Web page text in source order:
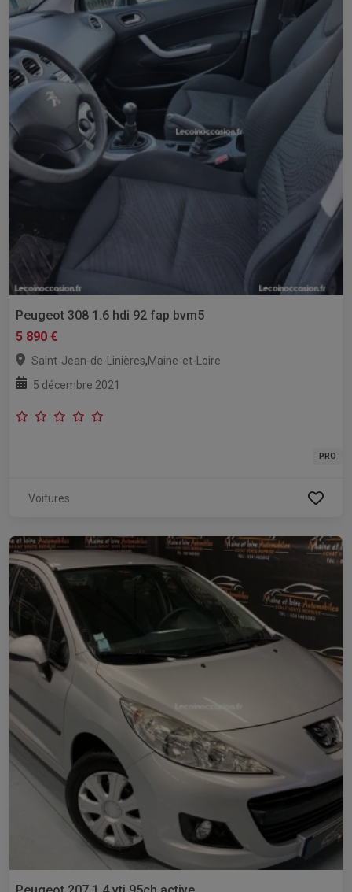
Peugeot 308 1.6 hdi 92 fap bvm5
5 890 €
Saint-Jean-de-Linières,Maine-et-Loire
5 décembre 2021
PRO
Voitures